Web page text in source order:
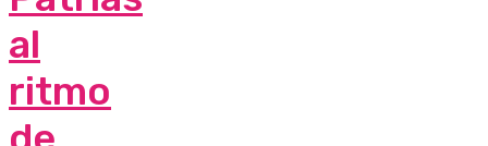
al
ritmo